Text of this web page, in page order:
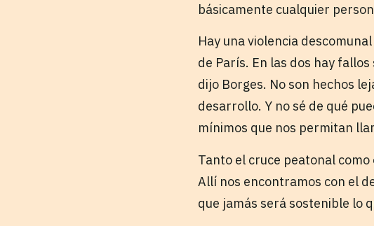
básicamente cualquier
Hay una violencia
de París. En las dos hay
dijo Borges. No son hechos
desarrollo. Y no sé de qué
mínimos que nos permitan
Tanto el cruce peatonal
Allí nos encontramos con el
que jamás será sostenible lo